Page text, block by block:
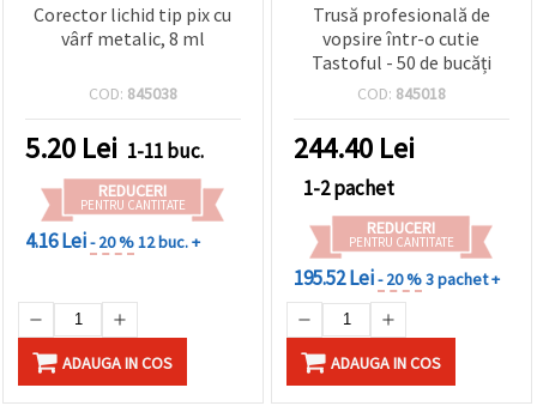
Corector lichid tip pix cu
vârf metalic, 8 ml
COD: 845038
5.20 Lei 1-11 buc.
REDUCERI
PENTRU CANTITATE
4.16 Lei- 20 %12 buc. +
ADAUGA IN COS
Trusă profesională de
vopsire într-o cutie
Tastoful - 50 de bucăți
COD: 845018
244.40 Lei
1-2 pachet
REDUCERI
PENTRU CANTITATE
195.52 Lei- 20 %3 pachet +
ADAUGA IN COS